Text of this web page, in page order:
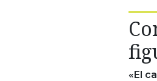
«El